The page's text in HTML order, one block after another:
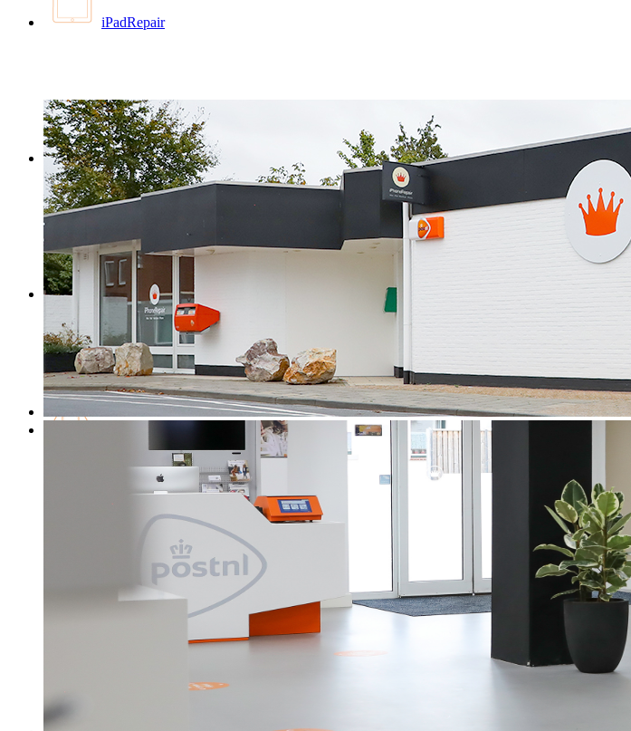
iPadRepair
MacBookRepair
iMacRepair
0031 475 215131